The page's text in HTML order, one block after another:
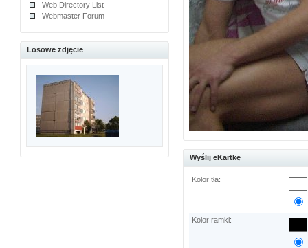
Web Directory List
Webmaster Forum
Losowe zdjęcie
Wyślij eKartkę
Kolor tła:
Kolor ramki: